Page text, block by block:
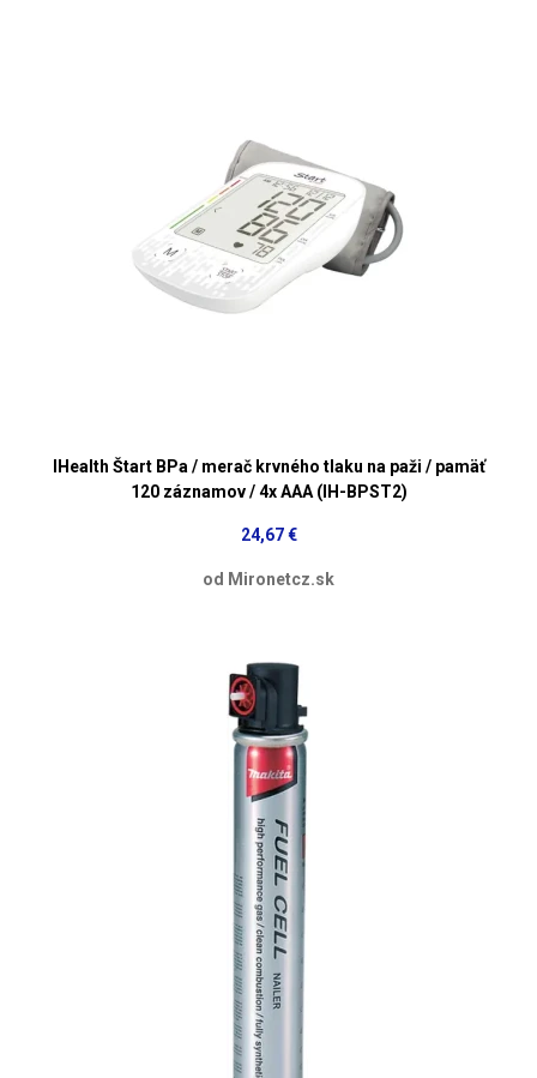
IHealth Štart BPa / merač krvného tlaku na paži / pamäť
120 záznamov / 4x AAA (IH-BPST2)
24,67 €
od Mironetcz.sk